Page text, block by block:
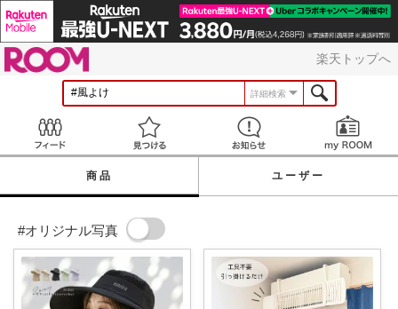
楽天トップへ
詳細検索
見つける お知らせ
商品 ユーザー
#オリジナル写真